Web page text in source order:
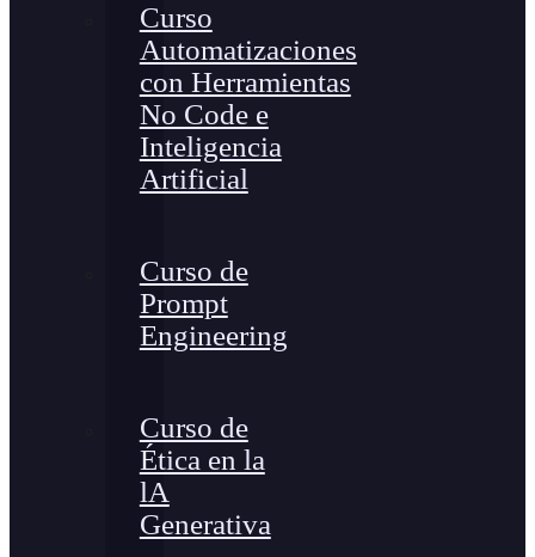
Curso
Automatizaciones
con Herramientas
No Code e
Inteligencia
Artificial
Curso de
Prompt
Engineering
Curso de
Ética en la
lA
Generativa